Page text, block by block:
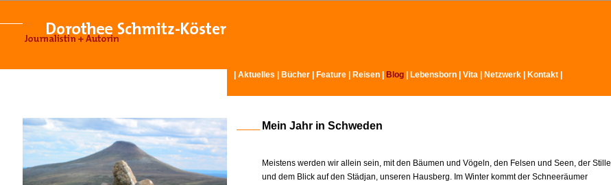
Aktuelles Bücher Feature Reisen Blog Lebensborn Vita Netzwerk Kontakt
Mein Jahr in Schweden
Meistens werden wir allein sein, mit den Bäumen und Vögeln, den Felsen und Seen, der Stille
und dem Blick auf den Städjan, unseren Hausberg. Im Winter kommt der Schneeräumer